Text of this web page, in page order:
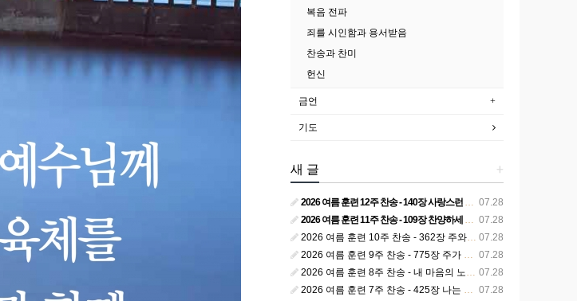
복음 전파
죄를 시인함과 용서받음
찬송과 찬미
헌신
금언
기도
+
새 글
07.28
2026 여름 훈련 12주 찬송 - 140장 사랑스런 나의 신랑
07.28
2026 여름 훈련 11주 찬송 - 109장 찬양하세 주의 승리
07.28
2026 여름 훈련 10주 찬송 - 362장 주와 함께 못 박혀서
07.28
2026 여름 훈련 9주 찬송 - 775장 주가 구속하신 백성
07.28
2026 여름 훈련 8주 찬송 - 내 마음의 노래 393장 참 영광스런 우리 왕
07.28
2026 여름 훈련 7주 찬송 - 425장 나는 피조된 그릇